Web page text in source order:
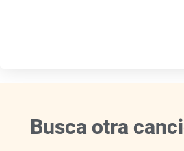
Busca otra